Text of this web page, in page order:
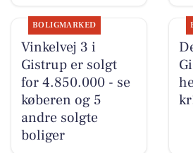
BOLIGMARKED
Vinkelvej 3 i
Gistrup er solgt
for 4.850.000 - se
køberen og 5
andre solgte
boliger